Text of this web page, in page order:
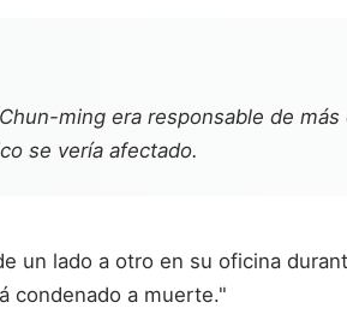
ming era responsable de
se vería afectado.
un lado a otro en su oficina
condenado a muerte."